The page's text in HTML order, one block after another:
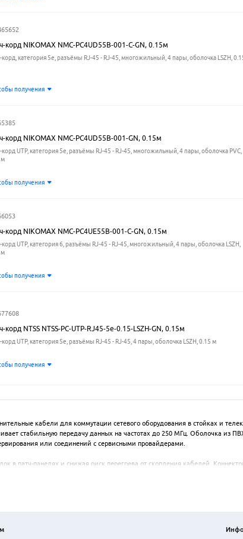
корд NIKOMAX NMC-PC4UD55B-001-C-GN, 0.15м
корд, категория 5e, разъёмы RJ-45 - RJ-45, многожильный, 4 пары, оболочка LSZH,
получения
корд NIKOMAX NMC-PC4UD55B-001-GN, 0.15м
корд UTP, категория 5e, разъёмы RJ-45 - RJ-45, многожильный, 4 пары, оболочка PVC,
м
получения
корд NIKOMAX NMC-PC4UE55B-001-C-GN, 0.15м
корд UTP, категория 6, разъёмы RJ-45 - RJ-45, многожильный, 4 пары, оболочка LSZH,
м
получения
корд NTSS NTSS-PC-UTP-RJ45-5e-0.15-LSZH-GN, 0.15м
корд UTP, категория 5e, разъёмы RJ-45 - RJ-45, 4 пары, оболочка LSZH, 0.15 м
получения
кабели для коммутации сетевого оборудования в стойках и
стабильную передачу данных на частотах до 250 МГц. Оболочка из
или соединений с сервисными провайдерами.
в патч-панелях и снижая риск перегрева от скопления кабелей.
коммутаторов, сетевых хранилищ и другого активного